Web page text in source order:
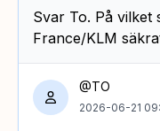
Svar To. På vilket
France/KLM
@TO
2026-06-21